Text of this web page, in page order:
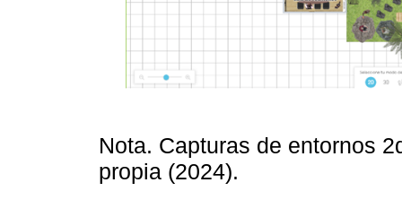
Nota. Capturas de entornos
propia (2024).